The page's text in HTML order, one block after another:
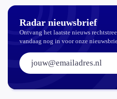
Radar nieuwsbrief
Ontvang het laatste nieuws
vandaag nog in voor onze
E-mailadres: